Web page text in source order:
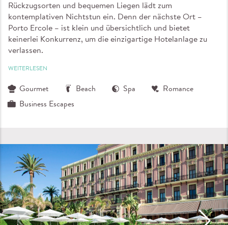
Rückzugsorten und bequemen Liegen lädt zum
kontemplativen Nichtstun ein. Denn der nächste Ort –
Porto Ercole – ist klein und übersichtlich und bietet
keinerlei Konkurrenz, um die einzigartige Hotelanlage zu
verlassen.
WEITERLESEN
Gourmet Beach Spa
Romance
Business Escapes